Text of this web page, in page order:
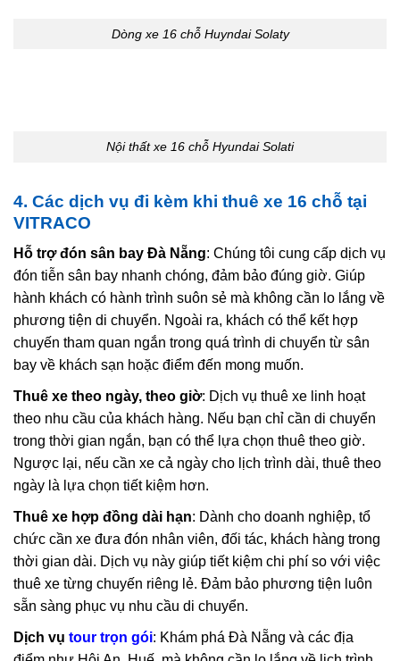
Dòng xe 16 chỗ Huyndai Solaty
Nội thất xe 16 chỗ Hyundai Solati
4. Các dịch vụ đi kèm khi thuê xe 16 chỗ tại
VITRACO
Hỗ trợ đón sân bay Đà Nẵng: Chúng tôi cung cấp dịch vụ
đón tiễn sân bay nhanh chóng, đảm bảo đúng giờ. Giúp
hành khách có hành trình suôn sẻ mà không cần lo lắng về
phương tiện di chuyển. Ngoài ra, khách có thể kết hợp
chuyến tham quan ngắn trong quá trình di chuyển từ sân
bay về khách sạn hoặc điểm đến mong muốn.
Thuê xe theo ngày, theo giờ: Dịch vụ thuê xe linh hoạt
theo nhu cầu của khách hàng. Nếu bạn chỉ cần di chuyển
trong thời gian ngắn, bạn có thể lựa chọn thuê theo giờ.
Ngược lại, nếu cần xe cả ngày cho lịch trình dài, thuê theo
ngày là lựa chọn tiết kiệm hơn.
Thuê xe hợp đồng dài hạn: Dành cho doanh nghiệp, tổ
chức cần xe đưa đón nhân viên, đối tác, khách hàng trong
thời gian dài. Dịch vụ này giúp tiết kiệm chi phí so với việc
thuê xe từng chuyến riêng lẻ. Đảm bảo phương tiện luôn
sẵn sàng phục vụ nhu cầu di chuyển.
Dịch vụ tour trọn gói: Khám phá Đà Nẵng và các địa